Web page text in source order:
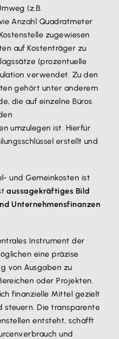
(z.B.
Anzahl Quadratmeter
zugewiesen
auf Kostenträger zu
(prozentuelle
verwendet. Zu den
gehört unter anderem
die auf einzelne Büros
umzulegen ist. Hierfür
erstellt und
und Gemeinkosten ist
aussagekräftiges Bild
Unternehmensfinanzen
Instrument der
eine präzise
von Ausgaben zu
oder Projekten.
finanzielle Mittel gezielt
steuern. Die transparente
entsteht, schafft
und